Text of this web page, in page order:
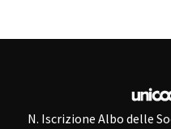
N. Iscrizione Albo delle